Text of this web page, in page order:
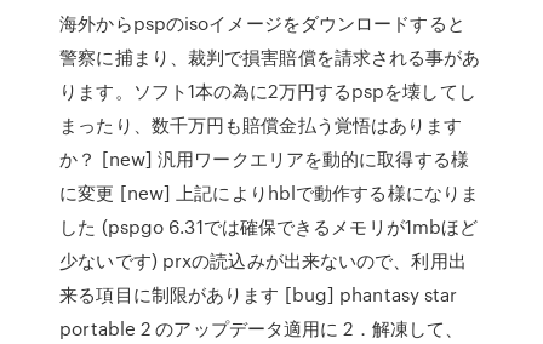
海外からpspのisoイメージをダウンロードすると
警察に捕まり、裁判で損害賠償を請求される事があ
ります。ソフト1本の為に2万円するpspを壊してし
まったり、数千万円も賠償金払う覚悟はあります
か？ [new] 汎用ワークエリアを動的に取得する様
に変更 [new] 上記によりhblで動作する様になりま
した (pspgo 6.31では確保できるメモリが1mbほど
少ないです) prxの読込みが出来ないので、利用出
来る項目に制限があります [bug] phantasy star
portable 2 のアップデータ適用に 2．解凍して、